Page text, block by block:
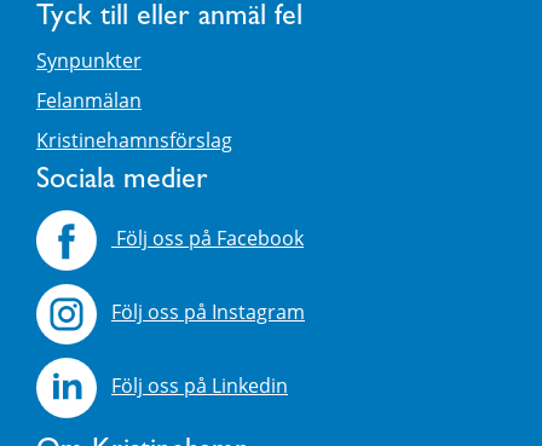
Tyck till eller anmäl fel
Synpunkter
Felanmälan
Kristinehamnsförslag
Sociala medier
Följ oss på Facebook
Följ oss på Instagram
Följ oss på Linkedin